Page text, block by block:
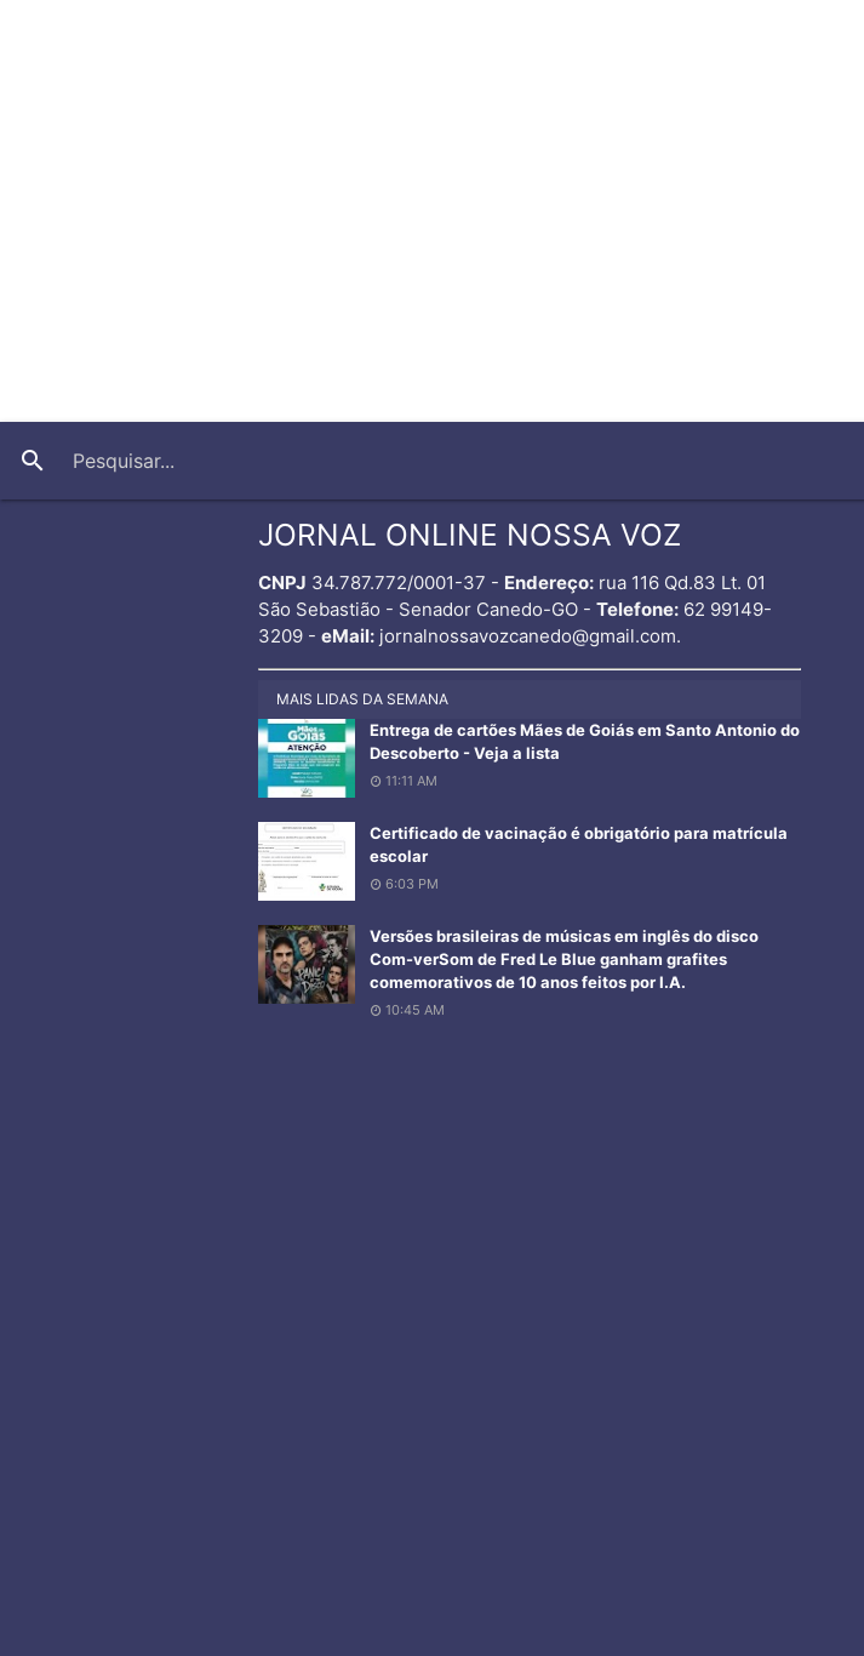
search
JORNAL ONLINE NOSSA VOZ
CNPJ 34.787.772/0001-37 - Endereço:rua 116 Qd.83 Lt. 01
São Sebastião - Senador Canedo-GO - Telefone:62 99149-
3209 - eMail:jornalnossavozcanedo@gmail.com.
MAIS LIDAS DA SEMANA
Entrega de cartões Mães de Goiás em Santo Antonio do
Descoberto - Veja a lista
11:11 AM
Certificado de vacinação é obrigatório para matrícula
escolar
6:03 PM
Versões brasileiras de músicas em inglês do disco
Com-verSom de Fred Le Blue ganham grafites
comemorativos de 10 anos feitos por I.A.
10:45 AM